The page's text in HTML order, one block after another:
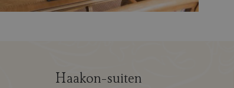
Haakon-suiten